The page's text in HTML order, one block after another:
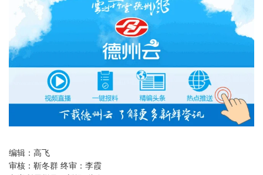
编辑： 高飞
审核： 靳冬群 终审：李霞